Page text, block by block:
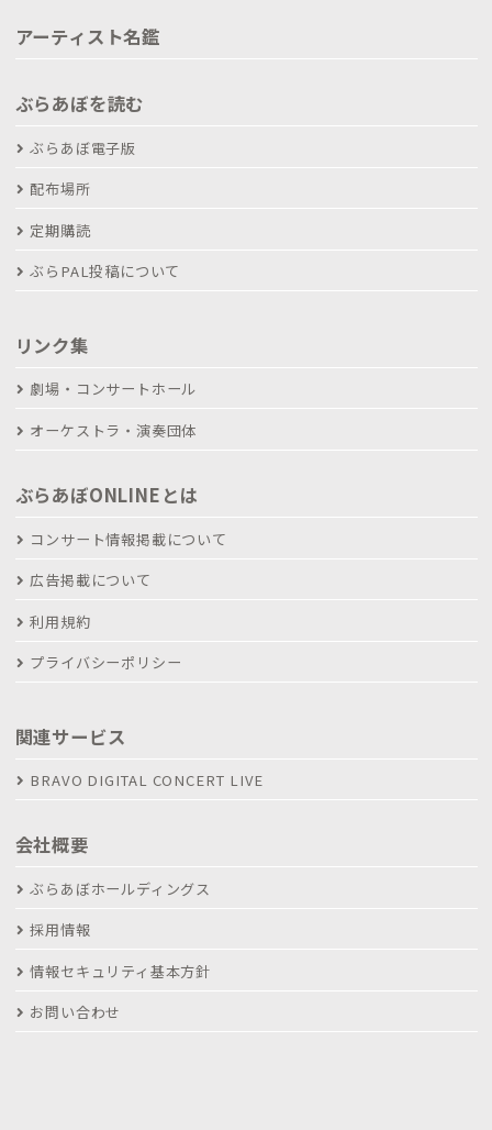
アーティスト名鑑
ぶらあぼを読む
ぶらあぼ電子版
配布場所
定期購読
ぶらPAL投稿について
リンク集
劇場・コンサートホール
オーケストラ・演奏団体
ぶらあぼONLINEとは
コンサート情報掲載について
広告掲載について
利用規約
プライバシーポリシー
関連サービス
BRAVO DIGITAL CONCERT LIVE
会社概要
ぶらあぼホールディングス
採用情報
情報セキュリティ基本方針
お問い合わせ